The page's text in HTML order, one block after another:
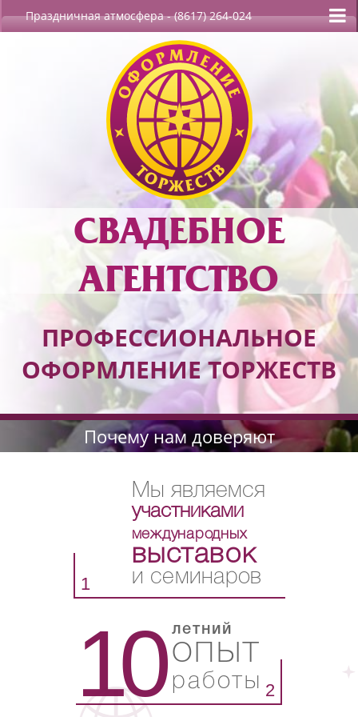
Праздничная атмосфера- (8617) 264-024
СВАДЕБНОЕ
АГЕНТСТВО
ПРОФЕССИОНАЛЬНОЕ
ОФОРМЛЕНИЕ ТОРЖЕСТВ
Почему нам доверяют
1
Мы являемся
участниками
международных
выставок
и семинаров
2
10 летний
опыт
работы